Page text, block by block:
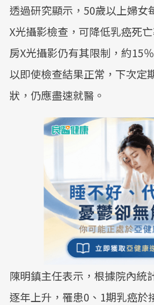
透過研究顯示，50歲以上婦女
X光攝影檢查，可降低乳癌死
房X光攝影仍有其限制，約15
以即使檢查結果正常，下次定
狀，仍應盡速就醫。
陳明鎮主任表示，根據院內統
逐年上升，罹患0、1期乳癌於